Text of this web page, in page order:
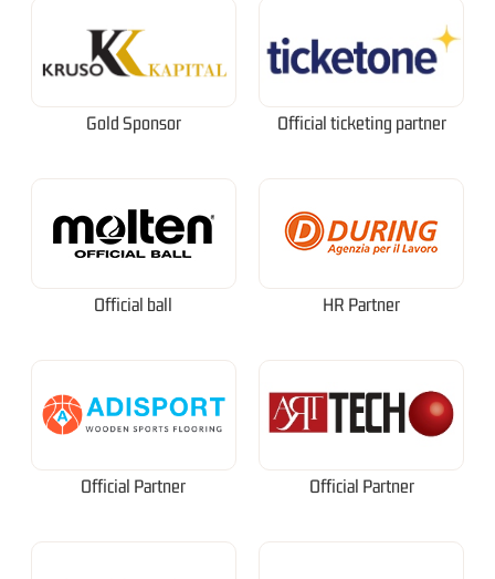
Gold Sponsor Official ticketing partner
Official ball HR Partner
Official Partner Official Partner